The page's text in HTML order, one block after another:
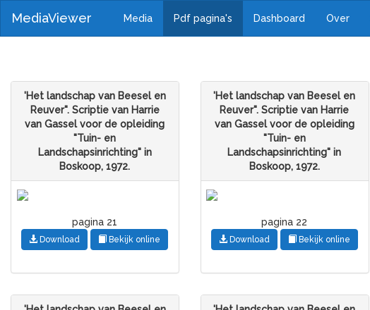
MediaViewer Media Pdf pagina's Dashboard Over
'Het landschap van Beesel en
Reuver". Scriptie van Harrie
van Gassel voor de opleiding
"Tuin- en
Landschapsinrichting" in
Boskoop, 1972.
pagina 21
Download Bekijk online
'Het landschap van Beesel en
Reuver". Scriptie van Harrie
van Gassel voor de opleiding
"Tuin- en
Landschapsinrichting" in
Boskoop, 1972.
pagina 22
Download Bekijk online